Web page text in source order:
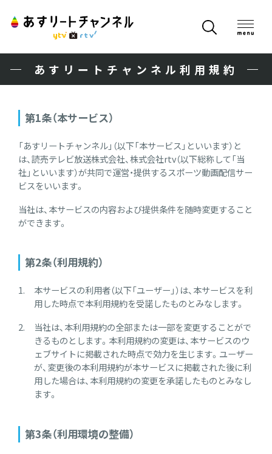
あすリートチャンネル利用規約
第1条（本サービス）
「あすリートチャンネル」（以下「本サービス」といいます）と
は、読売テレビ放送株式会社、株式会社rtv（以下総称して「当
社」といいます）が共同で運営・提供するスポーツ動画配信サー
ビスをいいます。
当社は、本サービスの内容および提供条件を随時変更すること
ができます。
第2条（利用規約）
本サービスの利用者（以下「ユーザー」）は、本サービスを利
用した時点で本利用規約を受諾したものとみなします。
当社は、本利用規約の全部または一部を変更することがで
きるものとします。本利用規約の変更は、本サービスのウ
ェブサイトに掲載された時点で効力を生じます。ユーザー
が、変更後の本利用規約が本サービスに掲載された後に利
用した場合は、本利用規約の変更を承諾したものとみなし
ます。
第3条（利用環境の整備）